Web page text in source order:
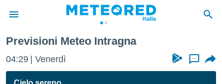
di
Previsioni Meteo Intragna
04:29 Venerdì ...